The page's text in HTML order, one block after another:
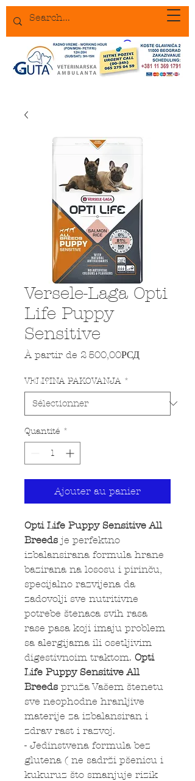
Versele-Laga Opti
Life Puppy
Sensitive
À partir de 2 500,00РСДPrix
VELI?INA PAKOVANJA *
Quantité *
Ajouter au panier
Opti Life Puppy Sensitive All
Breeds je perfektno
izbalansirana formula hrane
bazirana na lososu i pirinču,
specijalno razvijena da
zadovolji sve nutritivne
potrebe štenaca svih rasa
rase pasa koji imaju problem
sa alergijama ili osetljivim
digestivnoim traktom. Opti
Life Puppy Sensitive All
Breeds pruža Vašem štenetu
sve neophodne hranljive
materije za izbalansiran i
zdrav rast i razvoj.
- Jedinstvena formula bez
glutena ( ne sadrži pšenicu i
kukuruz što smanjuje rizik